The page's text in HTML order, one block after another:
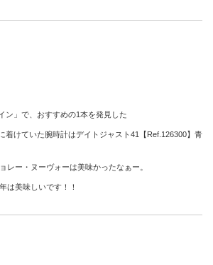
ン」で、おすすめの1本を発見した
着けていた腕時計はデイトジャスト41【Ref.126300】青
レー・ヌーヴォーは美味かったなぁー。
は美味しいです！！